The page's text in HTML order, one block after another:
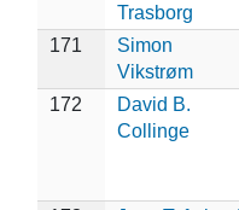
Trasborg
171
Simon
Vikstrøm
172
David B.
Collinge